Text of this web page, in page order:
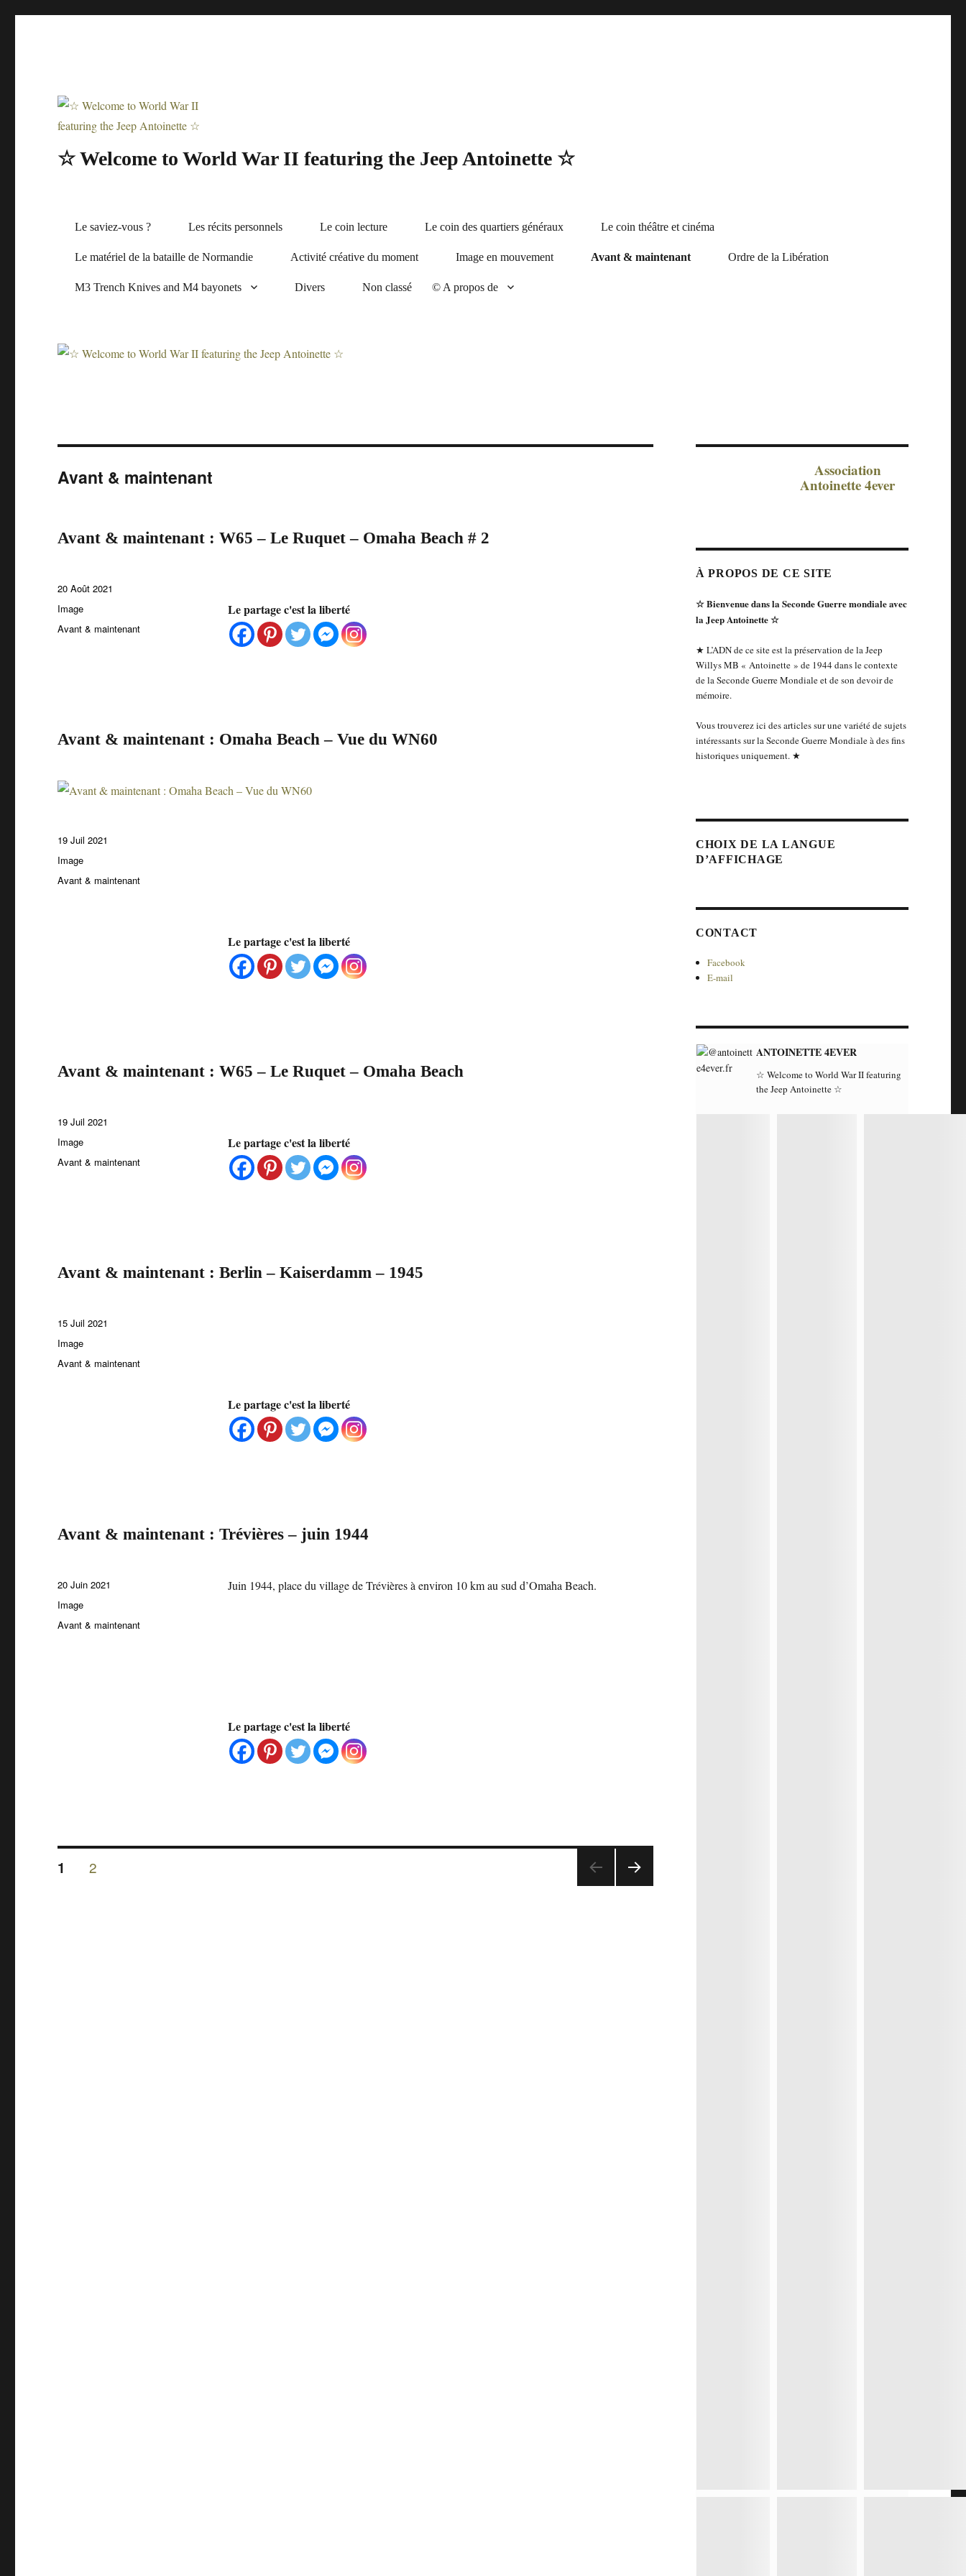
☆ Welcome to World War II featuring the Jeep Antoinette ☆
Le saviez-vous ? Les récits personnels Le coin lecture Le coin des quartiers généraux Le coin théâtre et cinéma
Le matériel de la bataille de Normandie Activité créative du moment Image en mouvement Avant & maintenant Ordre de la Libération
M3 Trench Knives and M4 bayonets Divers Non classé ©️ A propos de
Avant & maintenant
Avant & maintenant : W65 – Le Ruquet – Omaha Beach # 2
Le partage c'est la liberté
Publié
le
20 Août 2021
Format
Image
Catégories
Avant & maintenant
Avant & maintenant : Omaha Beach – Vue du WN60
Le partage c'est la liberté
Publié
le
19 Juil 2021
Format
Image
Catégories
Avant & maintenant
Avant & maintenant : W65 – Le Ruquet – Omaha Beach
Le partage c'est la liberté
Publié
le
19 Juil 2021
Format
Image
Catégories
Avant & maintenant
Avant & maintenant : Berlin – Kaiserdamm – 1945
Le partage c'est la liberté
Publié
le
15 Juil 2021
Format
Image
Catégories
Avant & maintenant
Avant & maintenant : Trévières – juin 1944
Juin 1944, place du village de Trévières à environ 10 km au sud d’Omaha Beach.
Le partage c'est la liberté
Publié
le
20 Juin 2021
Format
Image
Catégories
Avant & maintenant
Pagination
PAGE
1 PAGE
2
Association
Antoinette 4ever
À PROPOS DE CE SITE
☆ Bienvenue dans la Seconde Guerre mondiale avec
la Jeep Antoinette ☆
★ L’ADN de ce site est la préservation de la Jeep
Willys MB « Antoinette » de 1944 dans le contexte
de la Seconde Guerre Mondiale et de son devoir de
mémoire.
Vous trouverez ici des articles sur une variété de sujets
intéressants sur la Seconde Guerre Mondiale à des fins
historiques uniquement. ★
CHOIX DE LA LANGUE
D’AFFICHAGE
CONTACT
Facebook
E-mail
ANTOINETTE 4EVER
☆ Welcome to World War II featuring
the Jeep Antoinette ☆